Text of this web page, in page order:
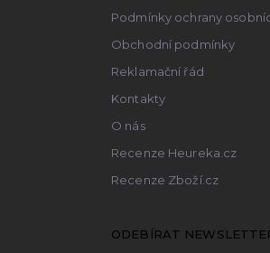
Podmínky ochrany
Obchodní podmínky
Reklamační řád
Kontakty
O nás
Recenze Heureka.cz
Recenze Zboží.cz
ODEBÍRAT